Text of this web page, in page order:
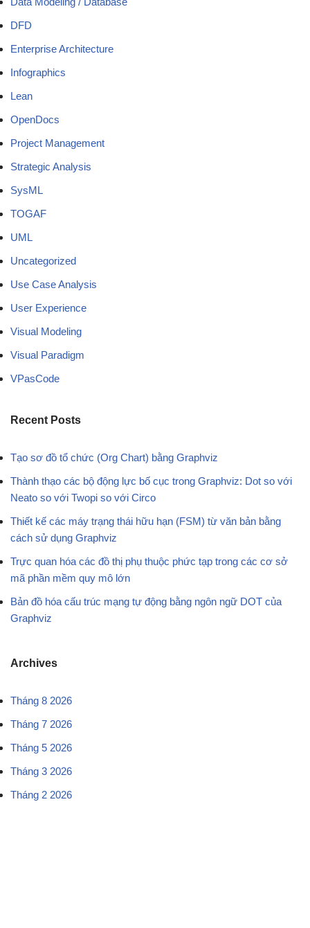
DFD
Enterprise Architecture
Infographics
Lean
OpenDocs
Project Management
Strategic Analysis
SysML
TOGAF
UML
Uncategorized
Use Case Analysis
User Experience
Visual Modeling
Visual Paradigm
VPasCode
Recent Posts
Tạo sơ đồ tổ chức (Org Chart) bằng Graphviz
Thành thạo các bộ động lực bố cục trong Graphviz: Dot so với
Neato so với Twopi so với Circo
Thiết kế các máy trạng thái hữu hạn (FSM) từ văn bản bằng
cách sử dụng Graphviz
Trực quan hóa các đồ thị phụ thuộc phức tạp trong các cơ sở
mã phần mềm quy mô lớn
Bản đồ hóa cấu trúc mạng tự động bằng ngôn ngữ DOT của
Graphviz
Archives
Tháng 8 2026
Tháng 7 2026
Tháng 5 2026
Tháng 3 2026
Tháng 2 2026